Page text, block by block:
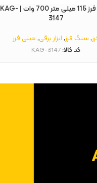
مینی فرز 115 میلی‌ متر 700 وات | KAG-
3147
,سنگ فرز,ابزار برقی,مینی فرز
کد کالا: KAG-3147